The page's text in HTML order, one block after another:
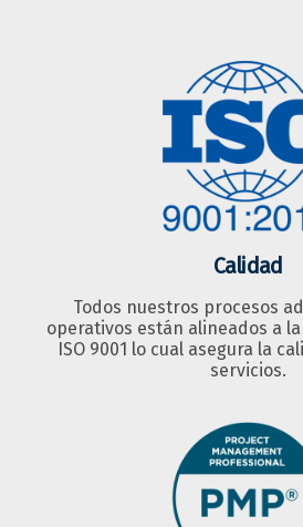
Calidad
Todos nuestros procesos
operativos están alineados a
ISO 9001 lo cual asegura la
servicios.